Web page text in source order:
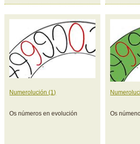
Numerolución (1)
Os números en evolución Os